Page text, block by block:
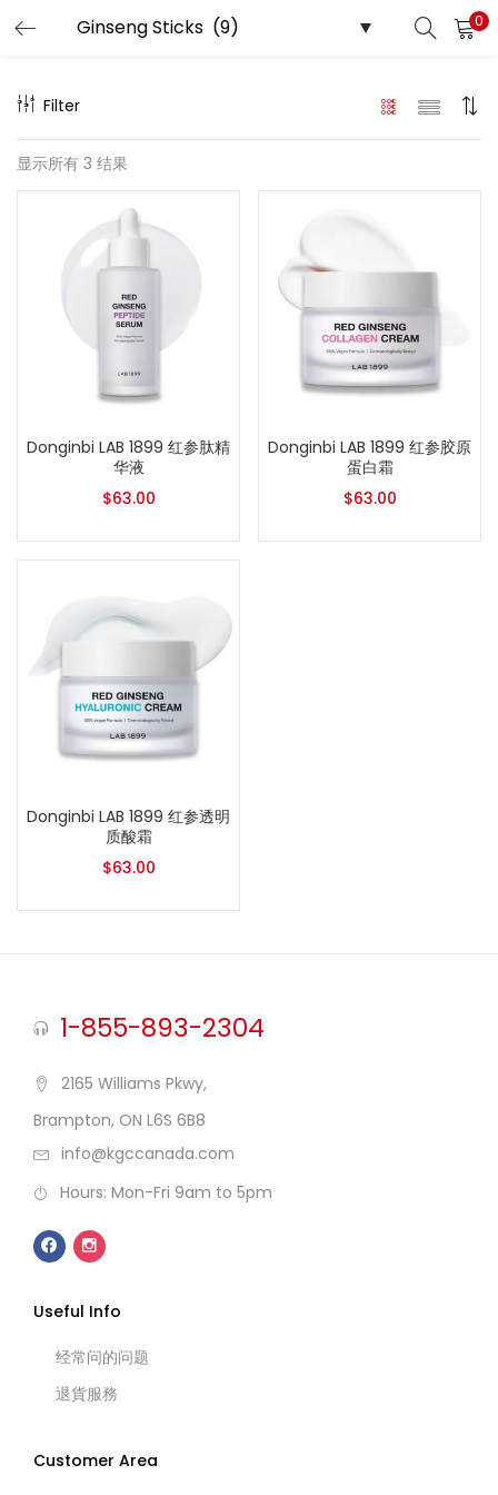
0
Filter
显示所有 3 结果
Donginbi LAB 1899 红参肽精
华液
$63.00
Donginbi LAB 1899 红参胶原
蛋白霜
$63.00
Donginbi LAB 1899 红参透明
质酸霜
$63.00
1-855-893-2304
2165 Williams Pkwy,
Brampton, ON L6S 6B8
info@kgccanada.com
Hours: Mon-Fri 9am to 5pm
Useful Info
经常问的问题
退貨服務
Customer Area
LOGIN REGISTER
Enter your username and password to login.
Remember me